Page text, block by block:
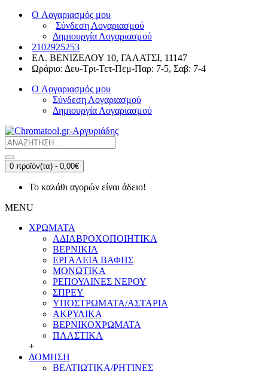
O Λογαριασμός μου
Σύνδεση Λογαριασμού
Δημιουργία Λογαριασμού
2102925253
ΕΛ. ΒΕΝΙΖΕΛΟΥ 10, ΓΑΛΑΤΣΙ, 11147
Ωράριο: Δευ-Τρι-Τετ-Πεμ-Παρ: 7-5, Σαβ: 7-4
O Λογαριασμός μου
Σύνδεση Λογαριασμού
Δημιουργία Λογαριασμού
0 προϊόν(τα) - 0,00€
Το καλάθι αγορών είναι άδειο!
MENU
ΧΡΩΜΑΤΑ
ΑΔΙΑBΡΟΧΟΠΟΙΗΤΙΚΑ
ΒΕΡΝΙΚΙΑ
ΕΡΓΑΛΕΙΑ ΒΑΦΗΣ
ΜΟΝΩΤΙΚΑ
ΡΕΠΟΥΛΙΝΕΣ ΝΕΡΟΥ
ΣΠΡΕΥ
ΥΠΟΣΤΡΩΜΑΤΑ/ΑΣΤΑΡΙΑ
ΑΚΡΥΛΙΚΑ
ΒΕΡΝΙΚΟΧΡΩΜΑΤΑ
ΠΛΑΣΤΙΚΑ
+
ΔΟΜΗΣΗ
ΒΕΛΤΙΩΤΙΚΑ/ΡΗΤΙΝΕΣ